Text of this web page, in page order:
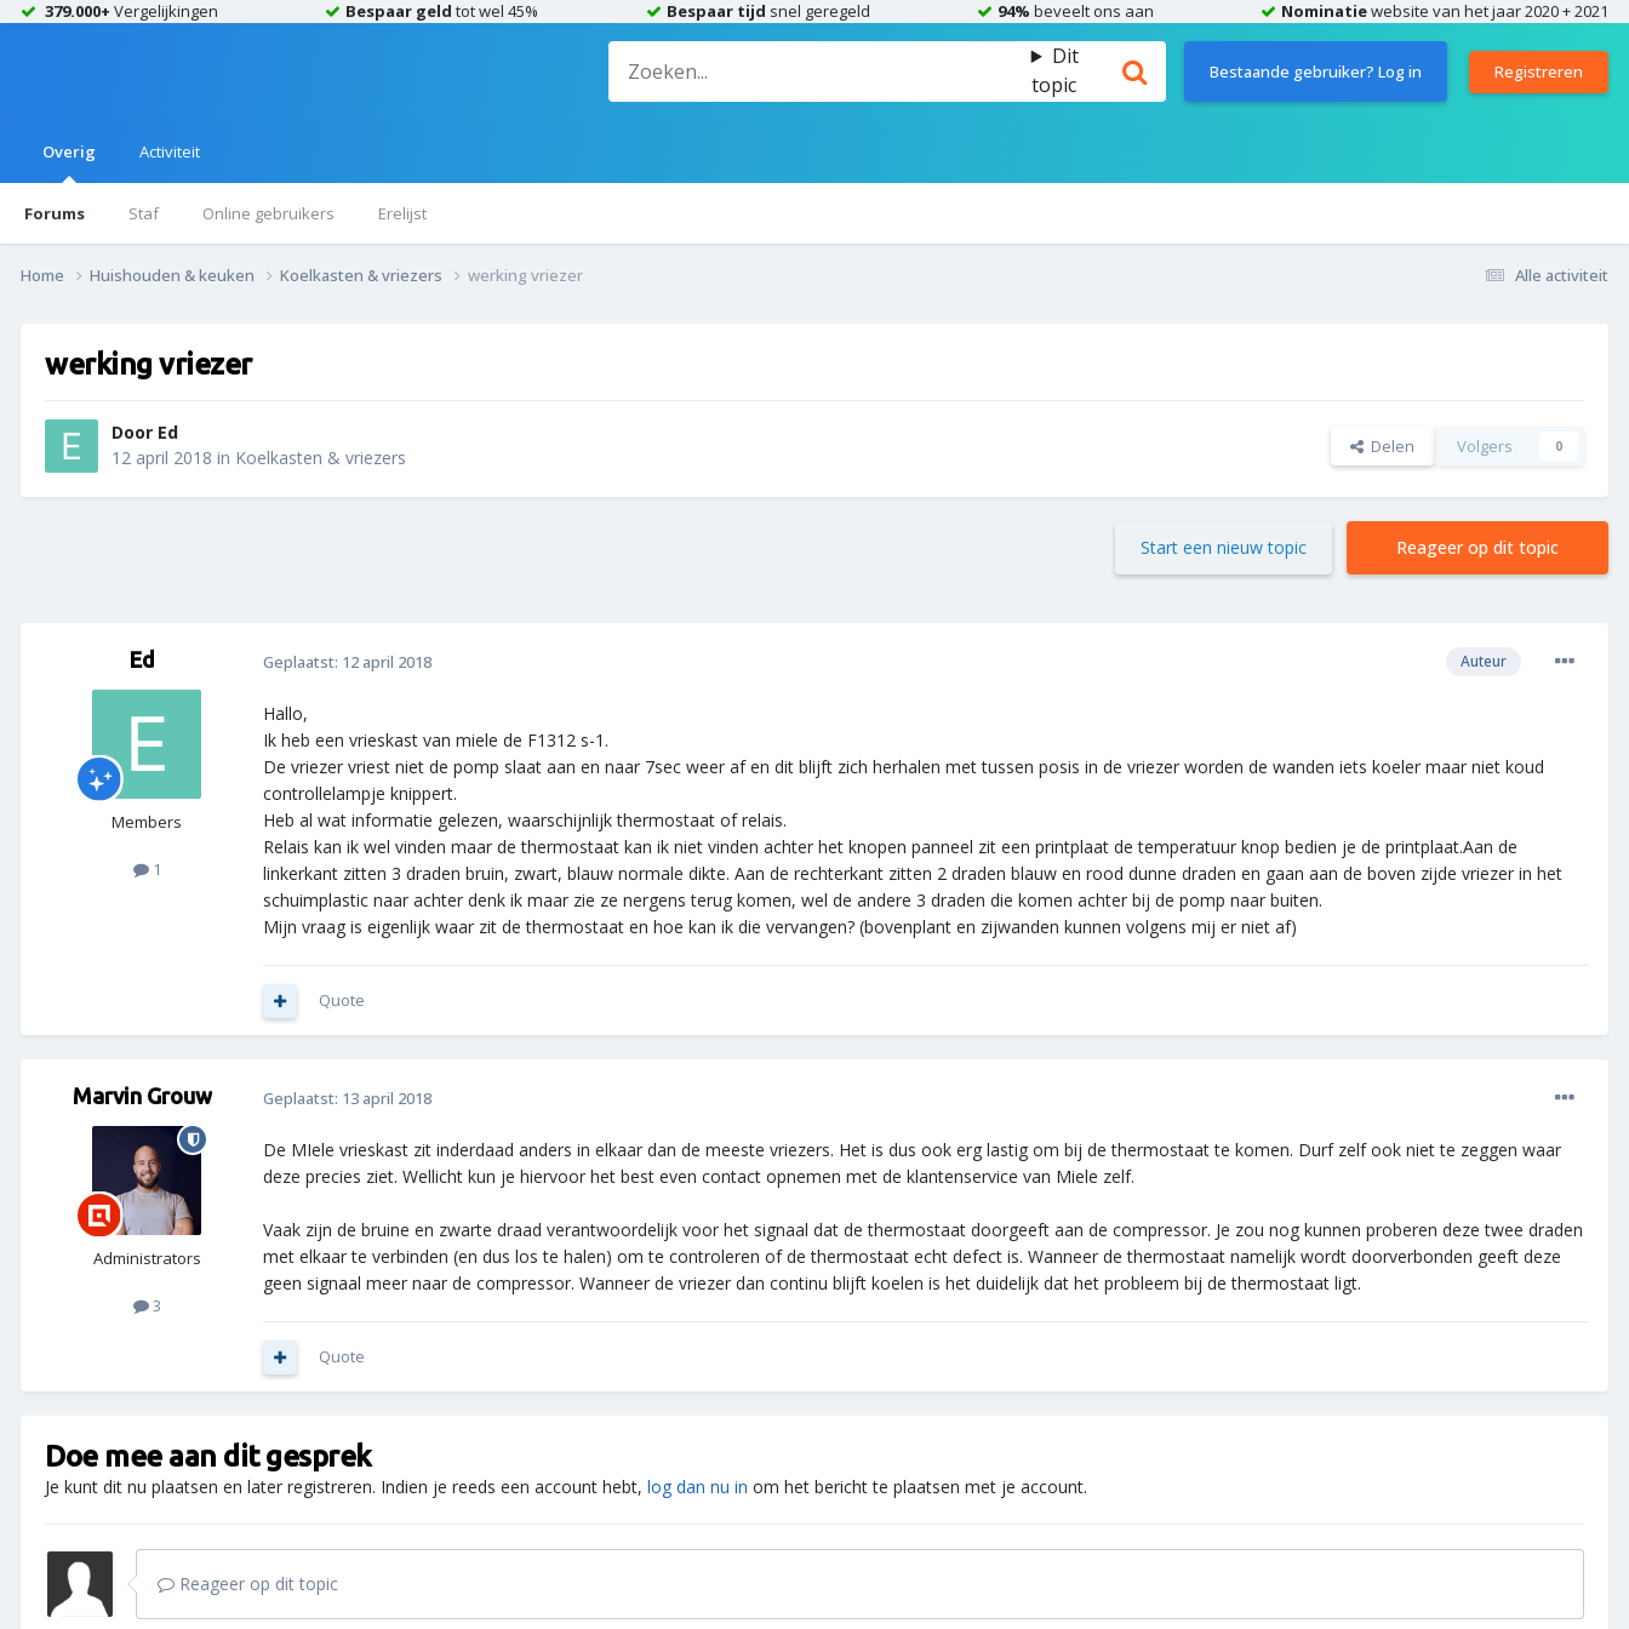
379.000+ Vergelijkingen Bespaar geld tot wel 45% Bespaar tijd snel geregeld 94% beveelt ons aan Nominatiewebsite van het jaar 2020 + 2021
Dit
topic
Bestaande gebruiker? Log in Registreren
Overig
Forums Staf Online gebruikers Erelijst
Activiteit
Alle activiteit
Home Huishouden & keuken Koelkasten & vriezers werking vriezer
werking vriezer
Door Ed
12 april 2018 in Koelkasten & vriezers Delen Volgers 0
Reageer op dit topic
Start een nieuw topic
Ed
Members
1
Auteur
Geplaatst: 12 april 2018
Hallo,
Ik heb een vrieskast van miele de F1312 s-1.
De vriezer vriest niet de pomp slaat aan en naar 7sec weer af en dit blijft zich herhalen met tussen posis in de vriezer worden de wanden iets koeler maar niet koud
controllelampje knippert.
Heb al wat informatie gelezen, waarschijnlijk thermostaat of relais.
Relais kan ik wel vinden maar de thermostaat kan ik niet vinden achter het knopen panneel zit een printplaat de temperatuur knop bedien je de printplaat.Aan de
linkerkant zitten 3 draden bruin, zwart, blauw normale dikte. Aan de rechterkant zitten 2 draden blauw en rood dunne draden en gaan aan de boven zijde vriezer in het
schuimplastic naar achter denk ik maar zie ze nergens terug komen, wel de andere 3 draden die komen achter bij de pomp naar buiten.
Mijn vraag is eigenlijk waar zit de thermostaat en hoe kan ik die vervangen? (bovenplant en zijwanden kunnen volgens mij er niet af)
Quote
Marvin Grouw
Administrators
3
Geplaatst: 13 april 2018
De MIele vrieskast zit inderdaad anders in elkaar dan de meeste vriezers. Het is dus ook erg lastig om bij de thermostaat te komen. Durf zelf ook niet te zeggen waar
deze precies ziet. Wellicht kun je hiervoor het best even contact opnemen met de klantenservice van Miele zelf.
Vaak zijn de bruine en zwarte draad verantwoordelijk voor het signaal dat de thermostaat doorgeeft aan de compressor. Je zou nog kunnen proberen deze twee draden
met elkaar te verbinden (en dus los te halen) om te controleren of de thermostaat echt defect is. Wanneer de thermostaat namelijk wordt doorverbonden geeft deze
geen signaal meer naar de compressor. Wanneer de vriezer dan continu blijft koelen is het duidelijk dat het probleem bij de thermostaat ligt.
Quote
Doe mee aan dit gesprek
Je kunt dit nu plaatsen en later registreren. Indien je reeds een account hebt, log dan nu in om het bericht te plaatsen met je account.
Reageer op dit topic